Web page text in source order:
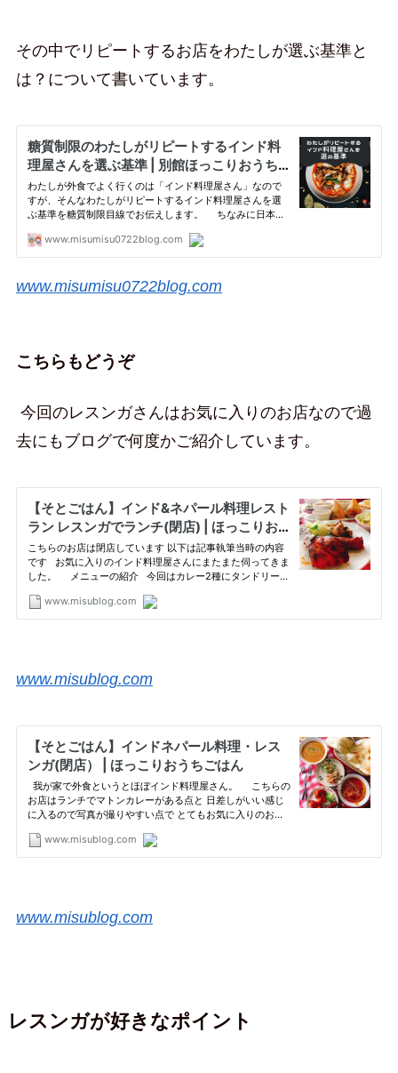
その中でリピートするお店をわたしが選ぶ基準と
は？について書いています。
www.misumisu0722blog.com
こちらもどうぞ
今回のレスンガさんはお気に入りのお店なので過
去にもブログで何度かご紹介しています。
www.misublog.com
www.misublog.com
レスンガが好きなポイント